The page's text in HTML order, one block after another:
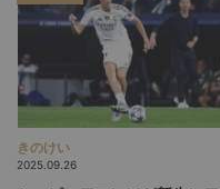
きのけい
2025.09.26